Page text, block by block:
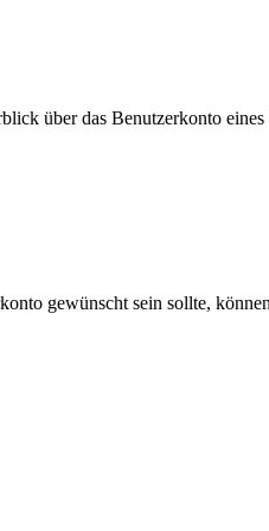
über das Benutzerkonto
gewünscht sein sollte,